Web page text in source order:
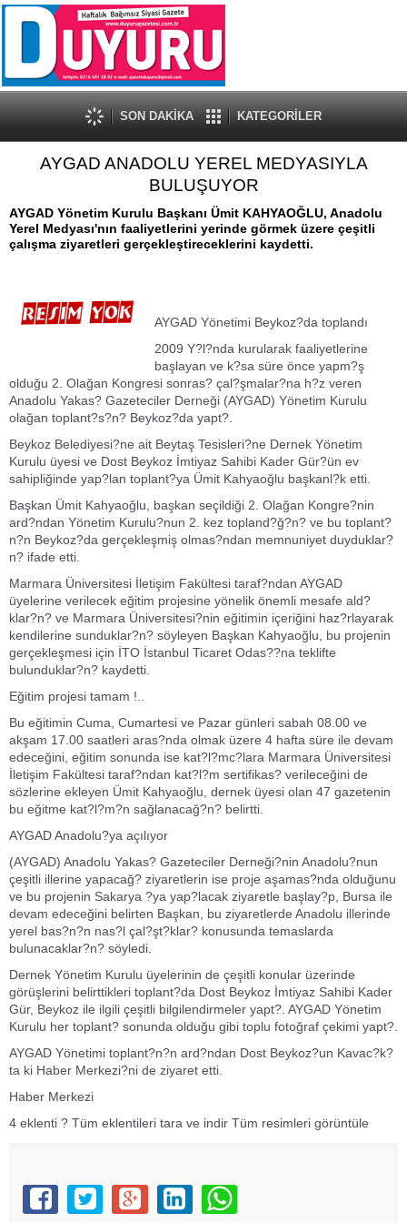
SON DAKİKA KATEGORİLER
AYGAD ANADOLU YEREL MEDYASIYLA
BULUŞUYOR
AYGAD Yönetim Kurulu Başkanı Ümit KAHYAOĞLU, Anadolu
Yerel Medyası'nın faaliyetlerini yerinde görmek üzere çeşitli
çalışma ziyaretleri gerçekleştireceklerini kaydetti.
AYGAD Yönetimi Beykoz?da toplandı
2009 Y?l?nda kurularak faaliyetlerine
başlayan ve k?sa süre önce yapm?ş
olduğu 2. Olağan Kongresi sonras? çal?şmalar?na h?z veren
Anadolu Yakas? Gazeteciler Derneği (AYGAD) Yönetim Kurulu
olağan toplant?s?n? Beykoz?da yapt?.
Beykoz Belediyesi?ne ait Beytaş Tesisleri?ne Dernek Yönetim
Kurulu üyesi ve Dost Beykoz İmtiyaz Sahibi Kader Gür?ün ev
sahipliğinde yap?lan toplant?ya Ümit Kahyaoğlu başkanl?k etti.
Başkan Ümit Kahyaoğlu, başkan seçildiği 2. Olağan Kongre?nin
ard?ndan Yönetim Kurulu?nun 2. kez topland?ğ?n? ve bu toplant?
n?n Beykoz?da gerçekleşmiş olmas?ndan memnuniyet duyduklar?
n? ifade etti.
Marmara Üniversitesi İletişim Fakültesi taraf?ndan AYGAD
üyelerine verilecek eğitim projesine yönelik önemli mesafe ald?
klar?n? ve Marmara Üniversitesi?nin eğitimin içeriğini haz?rlayarak
kendilerine sunduklar?n? söyleyen Başkan Kahyaoğlu, bu projenin
gerçekleşmesi için İTO İstanbul Ticaret Odas??na teklifte
bulunduklar?n? kaydetti.
Eğitim projesi tamam !..
Bu eğitimin Cuma, Cumartesi ve Pazar günleri sabah 08.00 ve
akşam 17.00 saatleri aras?nda olmak üzere 4 hafta süre ile devam
edeceğini, eğitim sonunda ise kat?l?mc?lara Marmara Üniversitesi
İletişim Fakültesi taraf?ndan kat?l?m sertifikas? verileceğini de
sözlerine ekleyen Ümit Kahyaoğlu, dernek üyesi olan 47 gazetenin
bu eğitme kat?l?m?n sağlanacağ?n? belirtti.
AYGAD Anadolu?ya açılıyor
(AYGAD) Anadolu Yakas? Gazeteciler Derneği?nin Anadolu?nun
çeşitli illerine yapacağ? ziyaretlerin ise proje aşamas?nda olduğunu
ve bu projenin Sakarya ?ya yap?lacak ziyaretle başlay?p, Bursa ile
devam edeceğini belirten Başkan, bu ziyaretlerde Anadolu illerinde
yerel bas?n?n nas?l çal?şt?klar? konusunda temaslarda
bulunacaklar?n? söyledi.
Dernek Yönetim Kurulu üyelerinin de çeşitli konular üzerinde
görüşlerini belirttikleri toplant?da Dost Beykoz İmtiyaz Sahibi Kader
Gür, Beykoz ile ilgili çeşitli bilgilendirmeler yapt?. AYGAD Yönetim
Kurulu her toplant? sonunda olduğu gibi toplu fotoğraf çekimi yapt?.
AYGAD Yönetimi toplant?n?n ard?ndan Dost Beykoz?un Kavac?k?
ta ki Haber Merkezi?ni de ziyaret etti.
Haber Merkezi
4 eklenti ? Tüm eklentileri tara ve indir Tüm resimleri görüntüle